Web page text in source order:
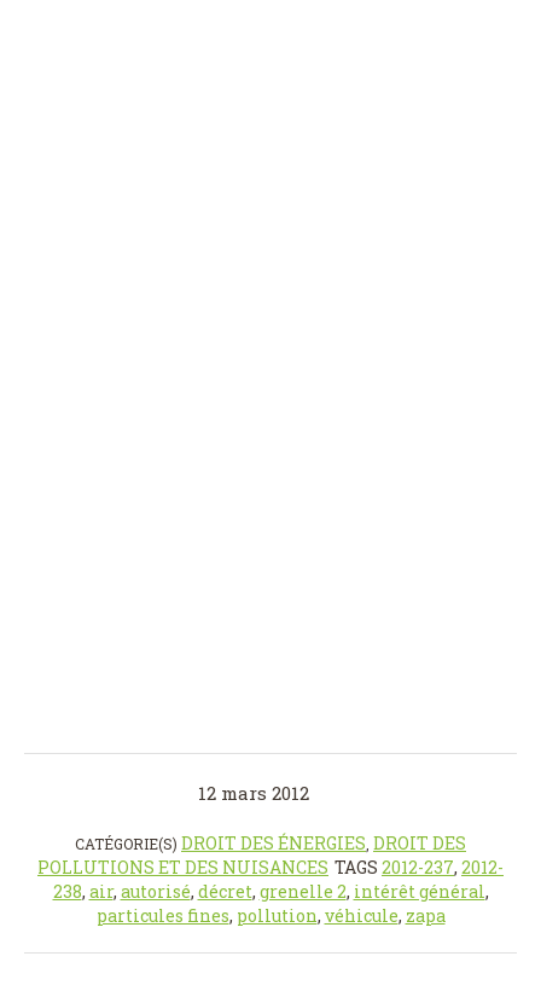
12 mars 2012
CATÉGORIE(S) DROIT DES ÉNERGIES DROIT DES
POLLUTIONS ET DES NUISANCES TAGS 2012-237, 2012-
238, air, autorisé, décret, grenelle 2, intérêt général,
particules fines, pollution, véhicule, zapa